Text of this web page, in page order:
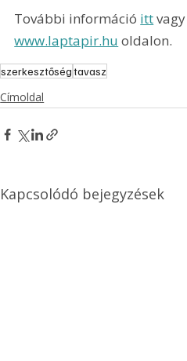
További információ itt vagy
www.laptapir.hu oldalon.
szerkesztőségtavasz
Címoldal
Kapcsolódó bejegyzések